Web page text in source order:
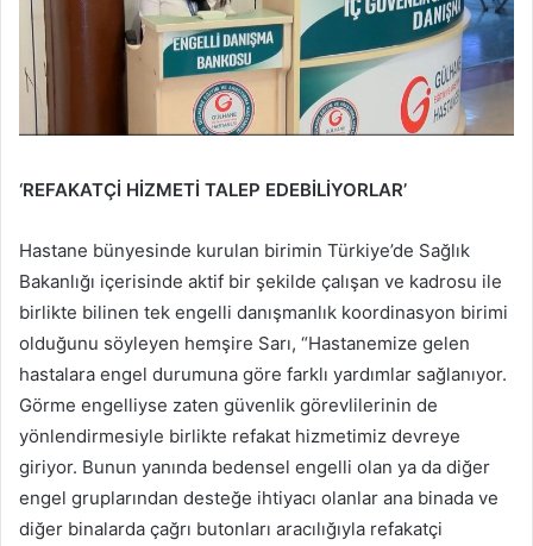
‘REFAKATÇİ HİZMETİ TALEP EDEBİLİYORLAR’
Hastane bünyesinde kurulan birimin Türkiye’de Sağlık
Bakanlığı içerisinde aktif bir şekilde çalışan ve kadrosu ile
birlikte bilinen tek engelli danışmanlık koordinasyon birimi
olduğunu söyleyen hemşire Sarı, “Hastanemize gelen
hastalara engel durumuna göre farklı yardımlar sağlanıyor.
Görme engelliyse zaten güvenlik görevlilerinin de
yönlendirmesiyle birlikte refakat hizmetimiz devreye
giriyor. Bunun yanında bedensel engelli olan ya da diğer
engel gruplarından desteğe ihtiyacı olanlar ana binada ve
diğer binalarda çağrı butonları aracılığıyla refakatçi